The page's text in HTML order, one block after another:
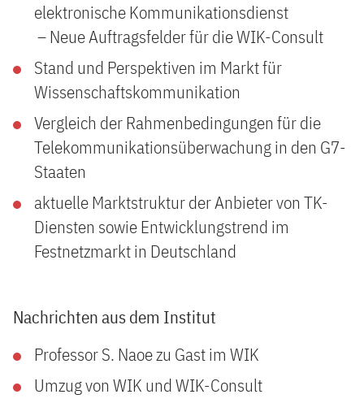
elektronische Kommunikationsdienst
– Neue Auftragsfelder für die WIK-Consult
Stand und Perspektiven im Markt für
Wissenschaftskommunikation
Vergleich der Rahmenbedingungen für die
Telekommunikationsüberwachung in den G7-
Staaten
aktuelle Marktstruktur der Anbieter von TK-
Diensten sowie Entwicklungstrend im
Festnetzmarkt in Deutschland
Nachrichten aus dem Institut
Professor S. Naoe zu Gast im WIK
Umzug von WIK und WIK-Consult